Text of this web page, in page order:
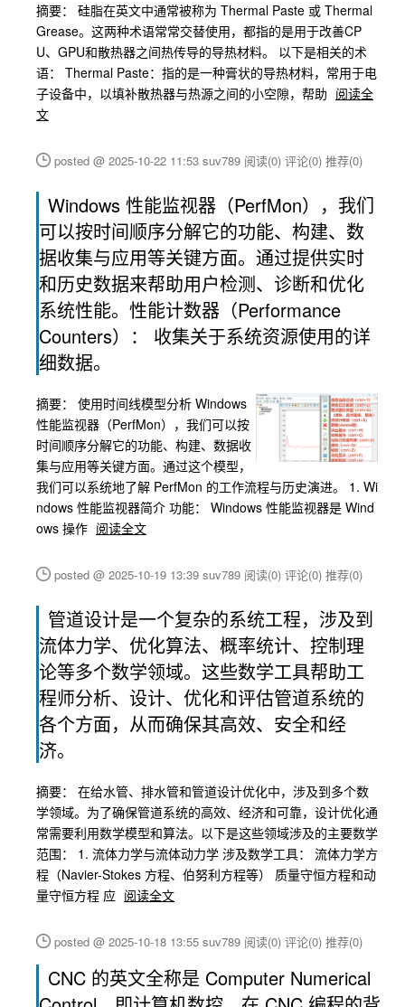
摘要： 硅脂在英文中通常被称为 Thermal Paste 或 Thermal
Grease。这两种术语常常交替使用，都指的是用于改善CP
U、GPU和散热器之间热传导的导热材料。 以下是相关的术
语： Thermal Paste：指的是一种膏状的导热材料，常用于电
子设备中，以填补散热器与热源之间的小空隙，帮助 阅读全
文
posted @ 2025-10-22 11:53 suv789 阅读(0) 评论(0) 推荐(0)
Windows 性能监视器（PerfMon），我们
可以按时间顺序分解它的功能、构建、数
据收集与应用等关键方面。通过提供实时
和历史数据来帮助用户检测、诊断和优化
系统性能。性能计数器（Performance
Counters）： 收集关于系统资源使用的详
细数据。
摘要： 使用时间线模型分析 Windows
性能监视器（PerfMon），我们可以按
时间顺序分解它的功能、构建、数据收
集与应用等关键方面。通过这个模型，
我们可以系统地了解 PerfMon 的工作流程与历史演进。 1. Wi
ndows 性能监视器简介 功能： Windows 性能监视器是 Wind
ows 操作 阅读全文
posted @ 2025-10-19 13:39 suv789 阅读(0) 评论(0) 推荐(0)
管道设计是一个复杂的系统工程，涉及到
流体力学、优化算法、概率统计、控制理
论等多个数学领域。这些数学工具帮助工
程师分析、设计、优化和评估管道系统的
各个方面，从而确保其高效、安全和经
济。
摘要： 在给水管、排水管和管道设计优化中，涉及到多个数
学领域。为了确保管道系统的高效、经济和可靠，设计优化通
常需要利用数学模型和算法。以下是这些领域涉及的主要数学
范围： 1. 流体力学与流体动力学 涉及数学工具： 流体力学方
程（Navier-Stokes 方程、伯努利方程等） 质量守恒方程和动
量守恒方程 应 阅读全文
posted @ 2025-10-18 13:55 suv789 阅读(0) 评论(0) 推荐(0)
CNC 的英文全称是 Computer Numerical